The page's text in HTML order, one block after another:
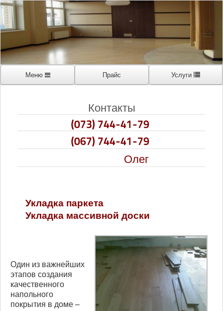
Меню Прайс Услуги
Контакты
(073) 744-41-79
(067) 744-41-79
Олег
Укладка паркета
Укладка массивной доски
Один из важнейших
этапов создания
качественного
напольного
покрытия в доме –